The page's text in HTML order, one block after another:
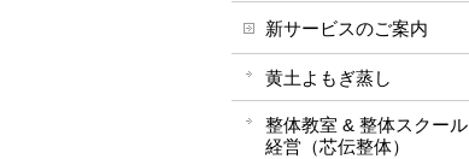
新サービスのご案内
黄土よもぎ蒸し
整体教室 & 整体スクール
経営（芯伝整体）